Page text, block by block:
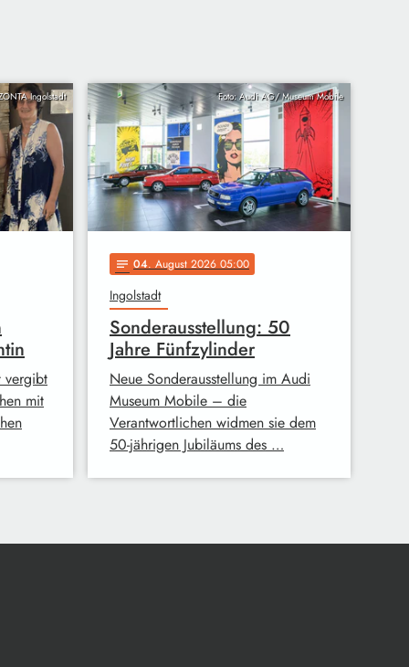
Ingolstadt
vergibt
mit
Foto: Audi AG/ Museum Mobile
notes 04. August 2026 05:00
Ingolstadt
Sonderausstellung: 50
Jahre Fünfzylinder
Neue Sonderausstellung im Audi
Museum Mobile – die
Verantwortlichen widmen sie dem
50-jährigen Jubiläums des …